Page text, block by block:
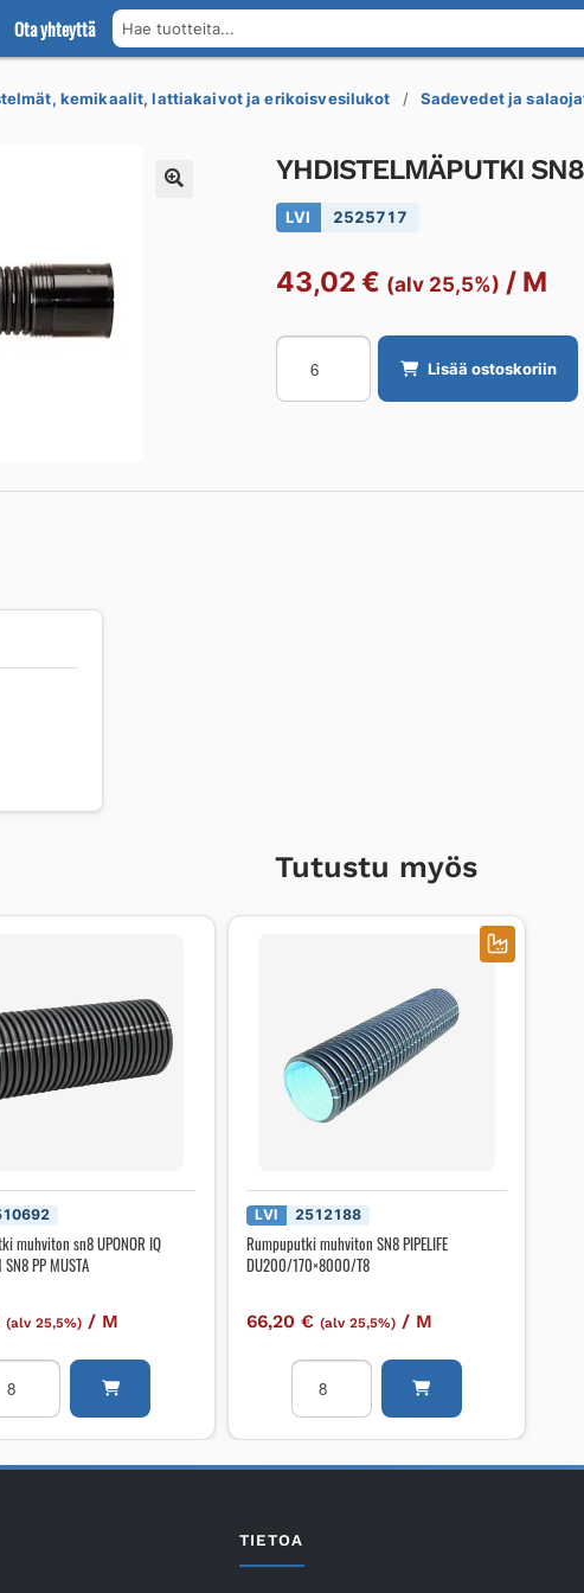
Ota yhteyttä Hae tuotteita...
kemikaalit, lattiakaivot ja erikoisvesilukot Sadevedet ja
YHDISTELMÄPUTKI
LVI 2525717
43,02€ (alv 25,5%) / M
YHDISTELMÄPUTKI
SN8
250x220
Lisää ostoskoriin
Tutustu myös
muhviton sn8 UPONOR IQ
PP MUSTA
(alv 25,5%) / M
LVI 2512188
Rumpuputki muhviton SN8 PIPELIFE
DU200/170×8000/T8
66,20 € (alv 25,5%)/ M
Rumpuputki
muhviton
SN8
DU200/170x8000/T8
TIETOA